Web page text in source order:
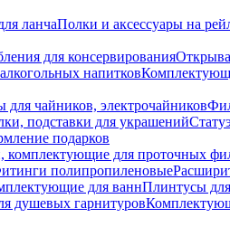
ланчаПолки и аксессуары на
для консервирования
напитков
для чайников, электрочайников
подставки для украшений
подарков
комплектующие для проточных
полипропиленовые
для ваннПлинтусы
душевых гарнитуров